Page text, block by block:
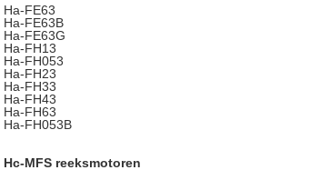
Ha-FE63
Ha-FE63B
Ha-FE63G
Ha-FH13
Ha-FH053
Ha-FH23
Ha-FH33
Ha-FH43
Ha-FH63
Ha-FH053B
Hc-MFS reeksmotoren